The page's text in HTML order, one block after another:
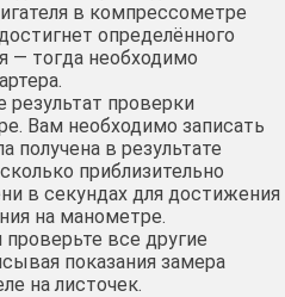
в компрессометре
определённого
— тогда необходимо
результат проверки
Вам необходимо записать
получена в результате
приблизительно
в секундах для достижения
на манометре.
все другие
показания замера
на листочек.